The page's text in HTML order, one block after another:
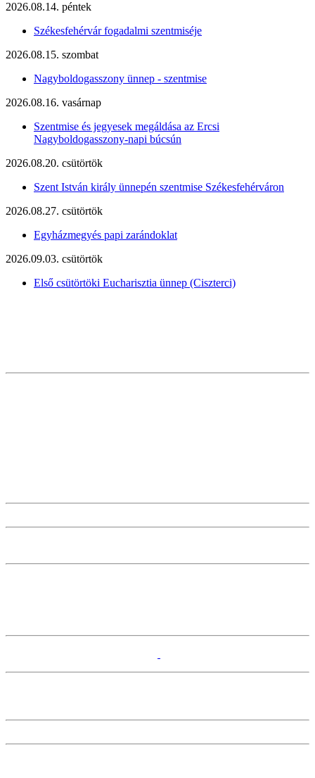
2026.08.14. péntek
Székesfehérvár fogadalmi szentmiséje
2026.08.15. szombat
Nagyboldogasszony ünnep - szentmise
2026.08.16. vasárnap
Szentmise és jegyesek megáldása az Ercsi
Nagyboldogasszony-napi búcsún
2026.08.20. csütörtök
Szent István király ünnepén szentmise Székesfehérváron
2026.08.27. csütörtök
Egyházmegyés papi zarándoklat
2026.09.03. csütörtök
Első csütörtöki Eucharisztia ünnep (Ciszterci)